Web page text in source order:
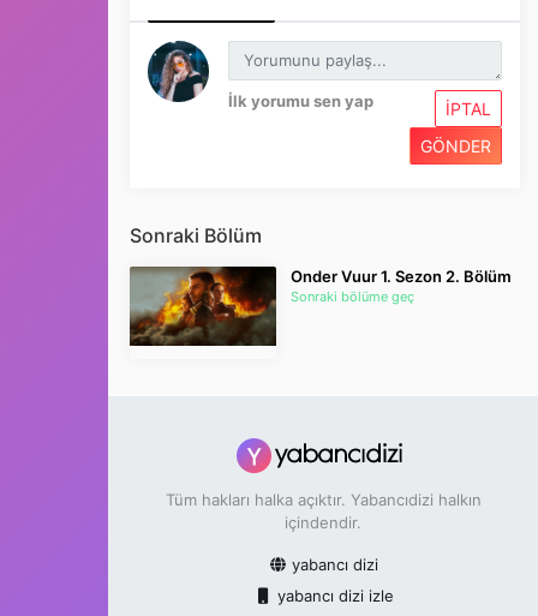
İlk yorumu sen yap
İPTAL
GÖNDER
Sonraki Bölüm
Onder Vuur 1. Sezon 2. Bölüm
Sonraki bölüme geç
Tüm hakları halka açıktır. Yabancıdizi halkın
içindendir.
yabancı dizi
yabancı dizi izle